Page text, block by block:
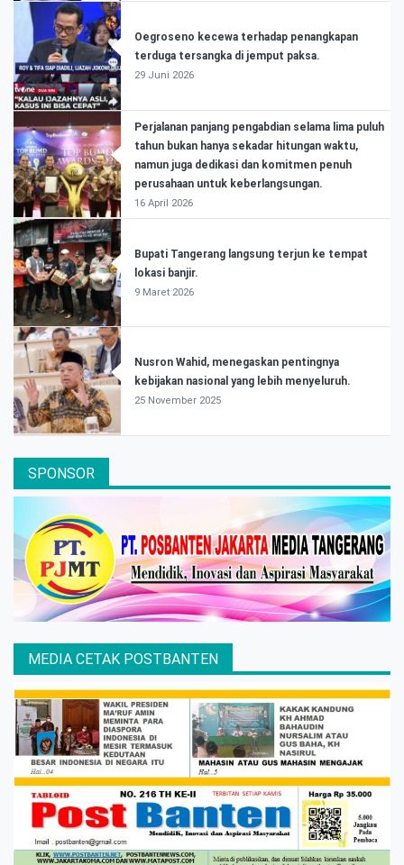
Oegroseno kecewa terhadap penangkapan
terduga tersangka di jemput paksa.
29 Juni 2026
Perjalanan panjang pengabdian selama lima puluh
tahun bukan hanya sekadar hitungan waktu,
namun juga dedikasi dan komitmen penuh
perusahaan untuk keberlangsungan.
16 April 2026
Bupati Tangerang langsung terjun ke tempat
lokasi banjir.
9 Maret 2026
Nusron Wahid, menegaskan pentingnya
kebijakan nasional yang lebih menyeluruh.
25 November 2025
SPONSOR
MEDIA CETAK POSTBANTEN